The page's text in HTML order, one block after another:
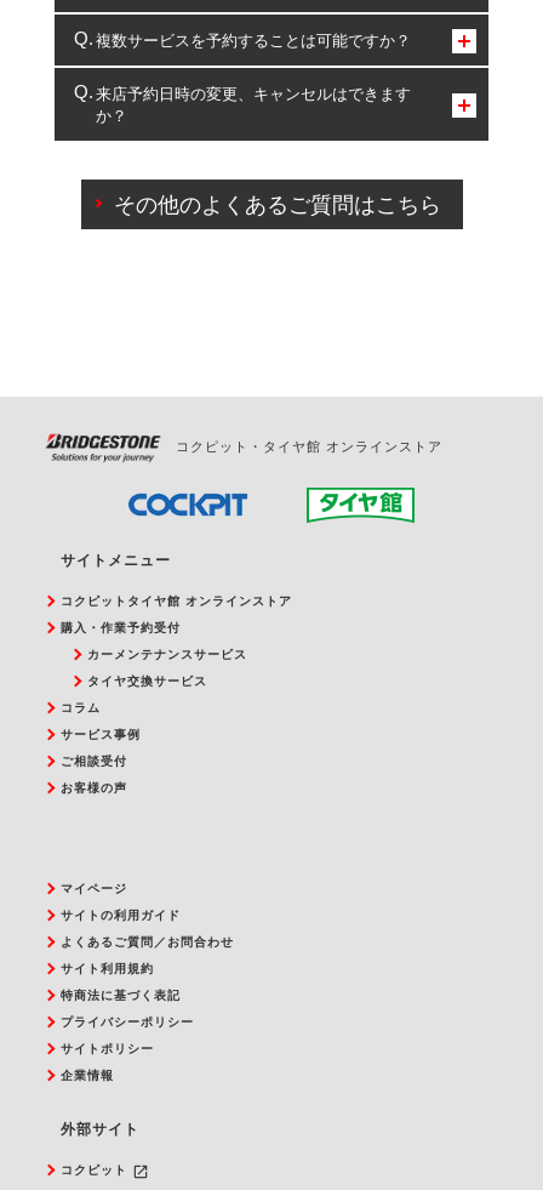
コクピット・タイヤ館のみとなります。
複数サービスを予約することは可能ですか？
複数サービスのご予約は可能です。
一部の商品・サービスの組み合わせに限り、同時にご予約が
出来ないものもございます。
来店予約日時の変更、キャンセルはできます
か？
ご来店予約日の3営業日前を過ぎている場合のご予約
の日時変更につきましては、直接ご予約の店舗まで
その他のよくあるご質問はこちら
コクピット・タイヤ館 オンラインストア
サイトメニュー
コクピットタイヤ館 オンラインストア
購入・作業予約受付
カーメンテナンスサービス
タイヤ交換サービス
コラム
サービス事例
ご相談受付
お客様の声
マイページ
サイトの利用ガイド
よくあるご質問／お問合わせ
サイト利用規約
特商法に基づく表記
プライバシーポリシー
サイトポリシー
企業情報
外部サイト
コクピット
launch